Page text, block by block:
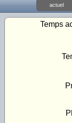
actuel
Temps